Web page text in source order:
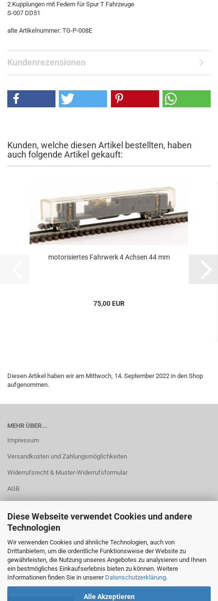
Diese Webseite verwendet Cookies und andere
Technologien
Wir verwenden Cookies und ähnliche Technologien, auch von
Drittanbietern, um die ordentliche Funktionsweise der Website zu
gewährleisten, die Nutzung unseres Angebotes zu analysieren und Ihnen
ein bestmögliches Einkaufserlebnis bieten zu können. Weitere
Informationen finden Sie in unserer Datenschutzerklärung.
Alle Akzeptieren
2 Kupplungen mit Federn für Spur T Fahrzeuge
S-007 DD51
alte Artikelnummer: TG-P-008E
Kundenrezensionen
Kunden, welche diesen Artikel bestellten, haben
auch folgende Artikel gekauft:
motorisiertes Fahrwerk 4 Achsen 44 mm
75,00 EUR
Diesen Artikel haben wir am Mittwoch, 14. September 2022 in den Shop
aufgenommen.
MEHR ÜBER...
Impressum
Versandkosten und Zahlungsmöglichkeiten
Widerrufsrecht & Muster-Widerrufsformular
AGB
Cookie Einstellungen